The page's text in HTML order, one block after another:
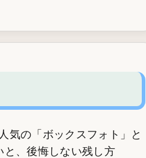
気の「ボックスフォト」と
と、後悔しない残し方